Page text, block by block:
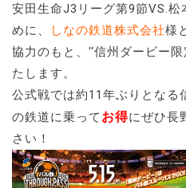
安田生命J3リーグ第9節VS.松
めに、
しなの鉄道株式会社様
協力のもと、‘‘信州ダービー
たします。
公式戦では約11年ぶりとなる
の鉄道に乗って お得にぜひ長
さい！